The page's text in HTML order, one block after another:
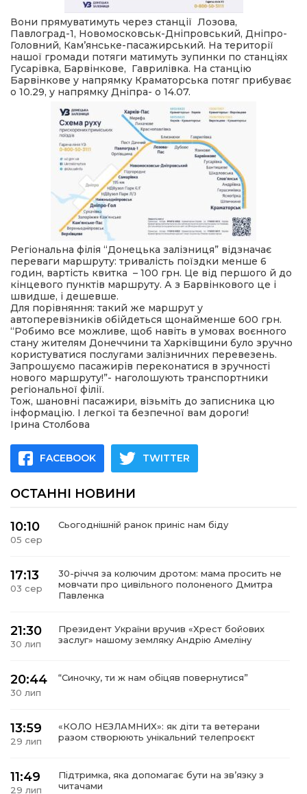
Вони прямуватимуть через станції Лозова,
Павлоград-1, Новомосковськ-Дніпровський, Дніпро-
Головний, Кам’янське-пасажирський. На території
нашої громади потяги матимуть зупинки по станціях
Гусарівка, Барвінкове, Гаврилівка. На станцію
Барвінкове у напрямку Краматорська потяг прибуває
о 10.29, у напрямку Дніпра- о 14.07.
Регіональна філія “Донецька залізниця” відзначає
переваги маршруту: тривалість поїздки менше 6
годин, вартість квитка – 100 грн. Це від першого й до
кінцевого пунктів маршруту. А з Барвінкового це і
швидше, і дешевше.
Для порівняння: такий же маршрут у
автоперевізників обійдеться щонайменше 600 грн.
“Робимо все можливе, щоб навіть в умовах воєнного
стану жителям Донеччини та Харківщини було зручно
користуватися послугами залізничних перевезень.
Запрошуємо пасажирів переконатися в зручності
нового маршруту!”- наголошують транспортники
регіональної філії.
Тож, шановні пасажири, візьміть до записника цю
інформацію. І легкої та безпечної вам дороги!
Ірина Столбова
FACEBOOK TWITTER
ОСТАННІ НОВИНИ
10:10
05 сер
Сьогоднішній ранок приніс нам біду
17:13
03 сер
30-річчя за колючим дротом: мама просить не
мовчати про цивільного полоненого Дмитра
Павленка
21:30
30 лип
Президент України вручив «Хрест бойових
заслуг» нашому земляку Андрію Амеліну
20:44
30 лип
“Синочку, ти ж нам обіцяв повернутися”
13:59
29 лип
«КОЛО НЕЗЛАМНИХ»: як діти та ветерани
разом створюють унікальний телепроєкт
11:49
29 лип
Підтримка, яка допомагає бути на зв’язку з
читачами